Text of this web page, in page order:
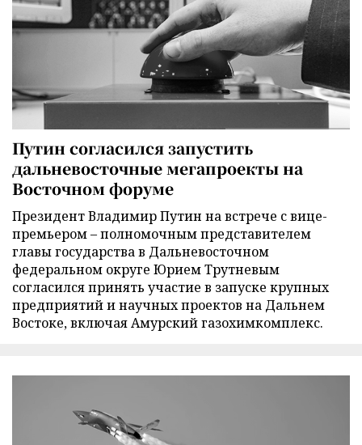
Путин согласился запустить
дальневосточные мегапроекты на
Восточном форуме
Президент Владимир Путин на встрече с вице-
премьером – полномочным представителем
главы государства в Дальневосточном
федеральном округе Юрием Трутневым
согласился принять участие в запуске крупных
предприятий и научных проектов на Дальнем
Востоке, включая Амурский газохимкомплекс.